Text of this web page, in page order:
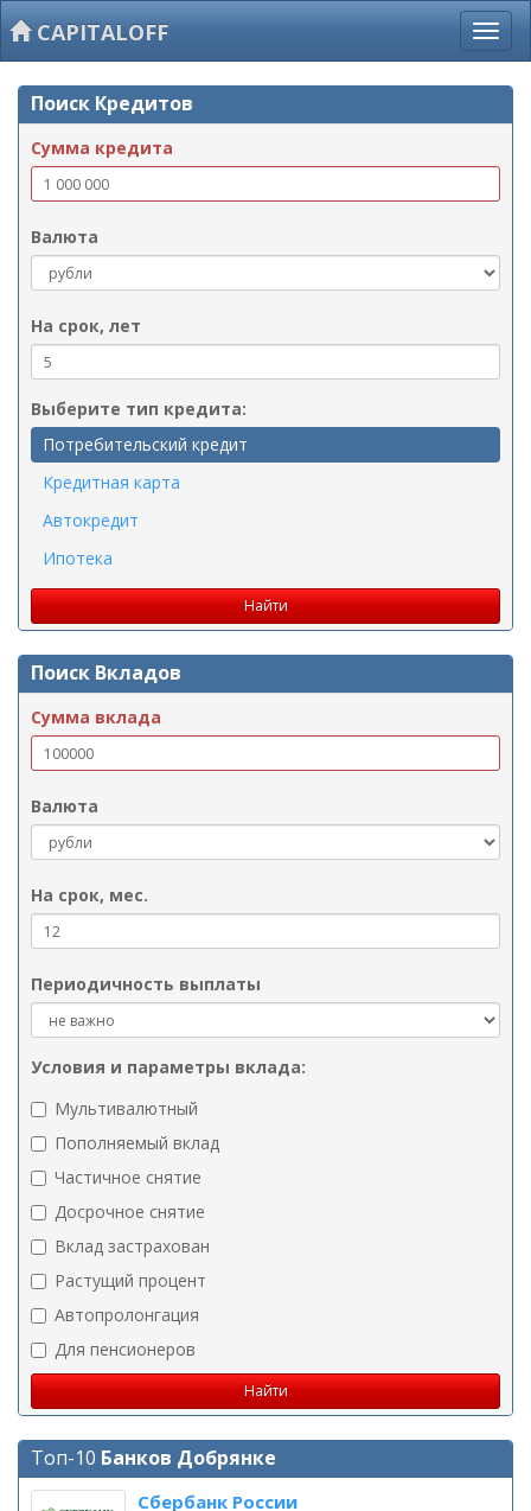
CAPITALOFF
Поиск Кредитов
Сумма кредита
Валюта
На срок, лет
Выберите тип кредита:
Потребительский кредит
Кредитная карта
Автокредит
Ипотека
Поиск Вкладов
Сумма вклада
Валюта
На срок, мес.
Периодичность выплаты
Условия и параметры вклада:
Мультивалютный
Пополняемый вклад
Частичное снятие
Досрочное снятие
Вклад застрахован
Растущий процент
Автопролонгация
Для пенсионеров
Топ-10 Банков Добрянке
Сбербанк России